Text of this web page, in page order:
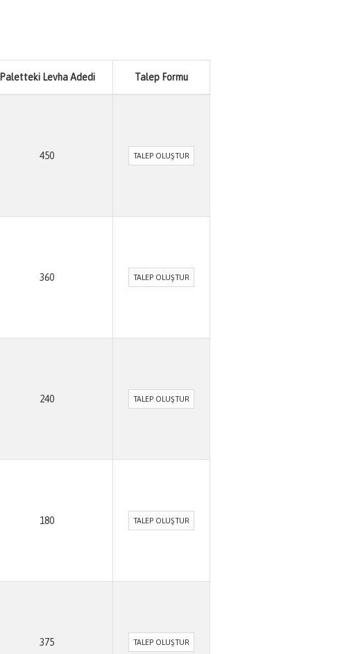
Paletteki Levha Adedi Talep Formu
450 TALEP OLUŞTUR
360 TALEP OLUŞTUR
240 TALEP OLUŞTUR
180 TALEP OLUŞTUR
375 TALEP OLUŞTUR